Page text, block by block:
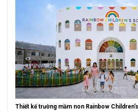
Thiết kế trường mầm non Rainbow